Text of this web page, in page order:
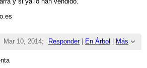
Responder| En Árbol Más
Mar 10, 2014;
10:09am